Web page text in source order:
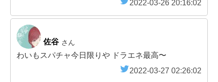
2022-03-26 20:16:02
佐谷 さん
わいもスパチャ今日限りや ドラエネ最高〜
2022-03-27 02:26:02